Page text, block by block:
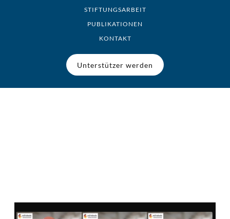
STIFTUNGSARBEIT
PUBLIKATIONEN
KONTAKT
Unterstützer werden